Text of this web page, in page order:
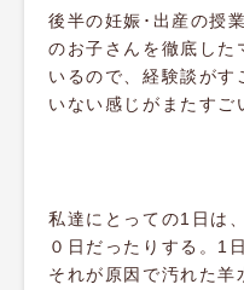
後半の妊娠･出産の授
のお子さんを徹底し
いるので、経験談が
いない感じがまたす
私達にとっての1日は
０日だったりする。1
それが原因で汚れた